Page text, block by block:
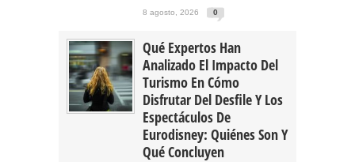
8 agosto, 2026 0
Qué Expertos Han
Analizado El Impacto Del
Turismo En Cómo
Disfrutar Del Desfile Y Los
Espectáculos De
Eurodisney: Quiénes Son Y
Qué Concluyen